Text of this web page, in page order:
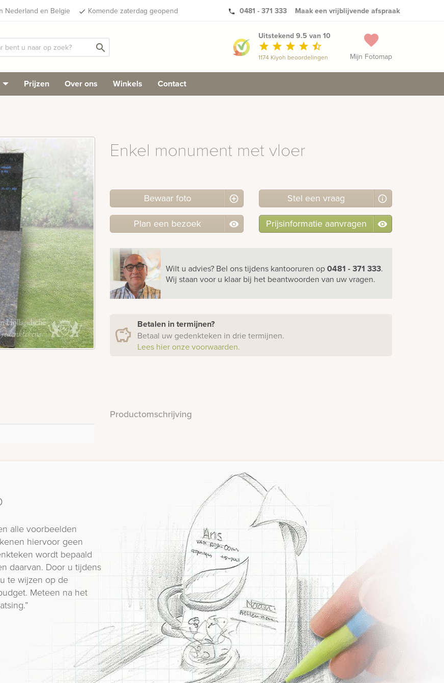
Nederland en Belgie done Komende zaterdag geopend phone 0481 - 371 333 Maak een vrijblijvende afspraak
search favorite
Mijn Fotomap
Uitstekend 9.5 van 10
star star star star star_half
1174 Kiyoh beoordelingen
Prijzen Over ons Winkels Contact
Enkel monument met vloer
Bewaar foto Stel een vraag
Plan een bezoek Prijsinformatie aanvragen
Wilt u advies? Bel onstijdens kantooruren op0481 - 371 333.
Wij staan voor u klaar bij het beantwoorden van uw vragen.
Betalen in termijnen?
Betaal uw gedenkteken in drie termijnen.
Lees hier onze voorwaarden.
Productomschrijving
alle voorbeelden
hiervoor geen
wordt bepaald
daarvan. Door u tijdens
te wijzen op de
Meteen na het